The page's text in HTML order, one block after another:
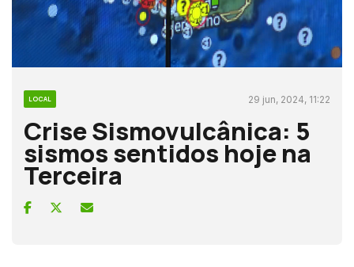
LOCAL 29 jun, 2024, 11:22
Crise Sismovulcânica: 5
sismos sentidos hoje na
Terceira